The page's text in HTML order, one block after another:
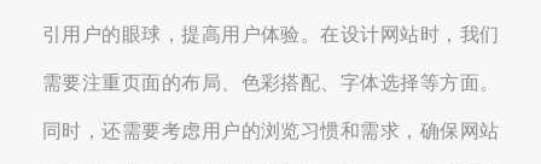
引用户的眼球，提高用户体验。在设计网站时，我们
需要注重页面的布局、色彩搭配、字体选择等方面。
同时，还需要考虑用户的浏览习惯和需求，确保网站